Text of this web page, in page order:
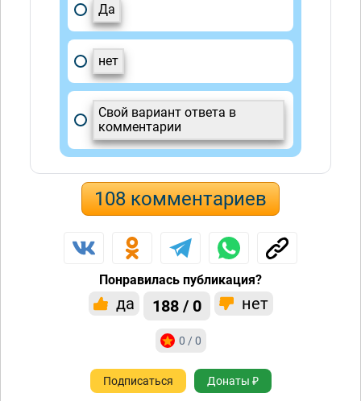
Да
нет
Свой вариант ответа в
комментарии
108 комментариев
Понравилась публикация?
да 188 / 0 нет
0 / 0
Подписаться Донаты ₽